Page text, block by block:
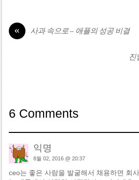
« 사과 속으로 – 애플의 성공 비결
진
6 Comments
익명
8월 02, 2016 @ 20:37
ceo는 좋은 사람을 발굴해서 채용하면 회